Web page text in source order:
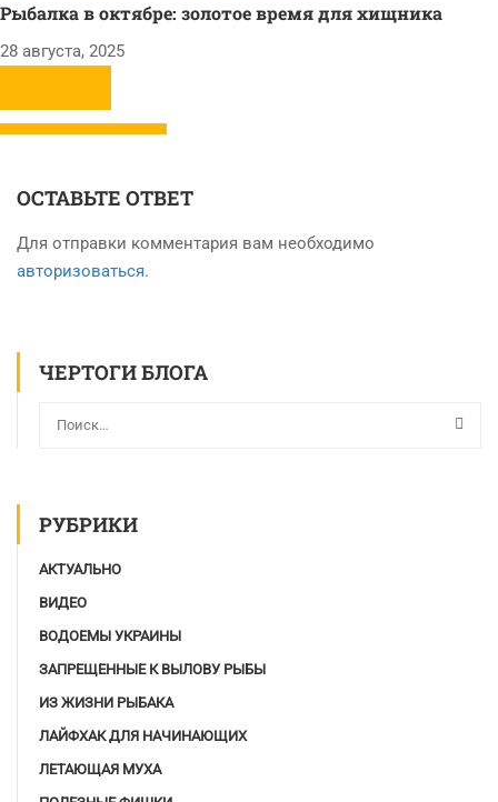
Рыбалка в октябре: золотое время для хищника
28 августа, 2025
ОСТАВЬТЕ ОТВЕТ
Для отправки комментария вам необходимо
авторизоваться.
ЧЕРТОГИ БЛОГА
РУБРИКИ
АКТУАЛЬНО
ВИДЕО
ВОДОЕМЫ УКРАИНЫ
ЗАПРЕЩЕННЫЕ К ВЫЛОВУ РЫБЫ
ИЗ ЖИЗНИ РЫБАКА
ЛАЙФХАК ДЛЯ НАЧИНАЮЩИХ
ЛЕТАЮЩАЯ МУХА